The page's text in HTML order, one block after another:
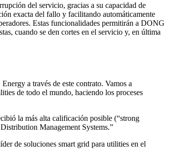
del servicio, gracias a su capacidad de
exacta del fallo y facilitando automáticamente
Estas funcionalidades permitirán a DONG
cuando se den cortes en el servicio y, en última
a través de este contrato. Vamos a
de todo el mundo, haciendo los proceses
la más alta calificación posible (“strong
Management Systems.”
de soluciones smart grid para utilities en el